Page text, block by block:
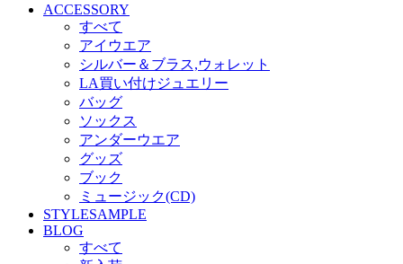
ACCESSORY
すべて
アイウエア
シルバー＆ブラス,ウォレット
LA買い付けジュエリー
バッグ
ソックス
アンダーウエア
グッズ
ブック
ミュージック(CD)
STYLESAMPLE
BLOG
すべて